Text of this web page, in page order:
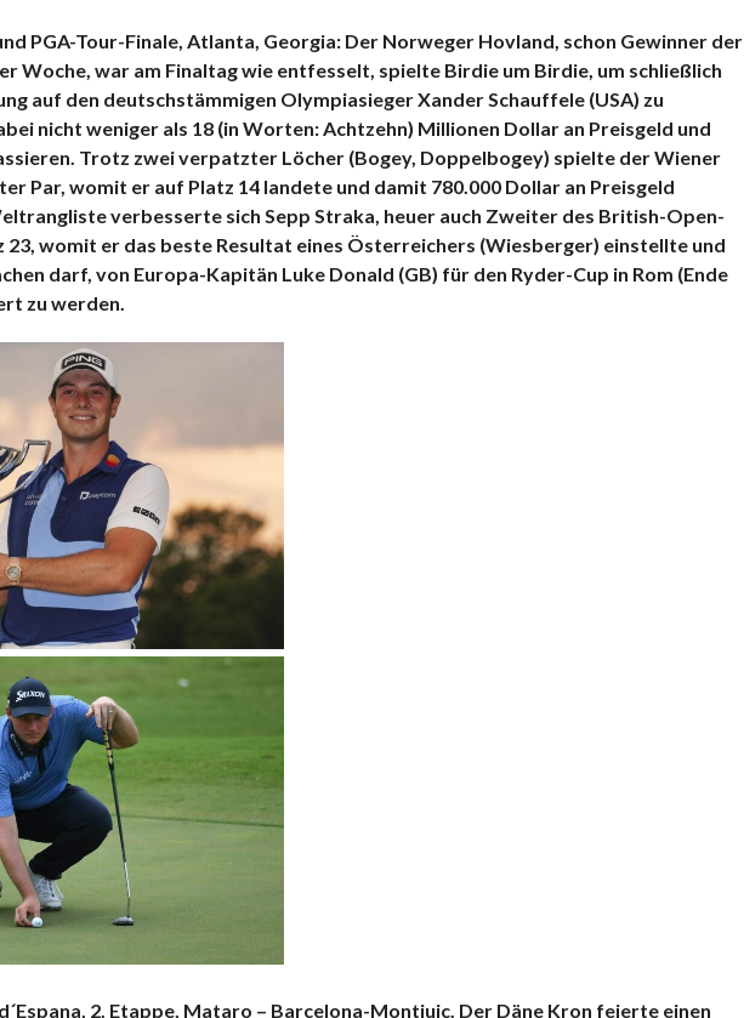
PGA-Tour-Finale, Atlanta, Georgia: Der Norweger Hovland, schon Gewinner der
Woche, war am Finaltag wie entfesselt, spielte Birdie um Birdie, um schließlich
auf den deutschstämmigen Olympiasieger Xander Schauffele (USA) zu
nicht weniger als 18 (in Worten: Achtzehn) Millionen Dollar an Preisgeld und
Trotz zwei verpatzter Löcher (Bogey, Doppelbogey) spielte der Wiener
Par, womit er auf Platz 14 landete und damit 780.000 Dollar an Preisgeld
verbesserte sich Sepp Straka, heuer auch Zweiter des British-Open-
23, womit er das beste Resultat eines Österreichers (Wiesberger) einstellte und
darf, von Europa-Kapitän Luke Donald (GB) für den Ryder-Cup in Rom (Ende
zu werden.
2. Etappe, Mataro – Barcelona-Montjuic. Der Däne Kron feierte einen